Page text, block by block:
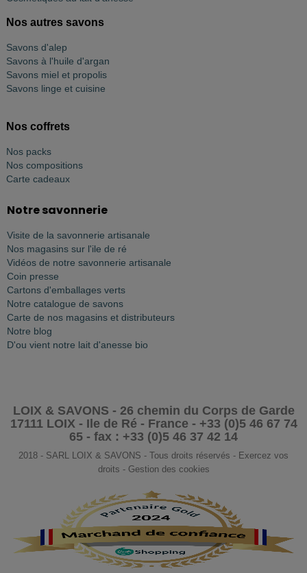
Nos autres savons
Savons d'alep
Savons à l'huile d'argan
Savons miel et propolis
Savons linge et cuisine
Nos coffrets
Nos packs
Nos compositions
Carte cadeaux
Notre savonnerie
Visite de la savonnerie artisanale
Nos magasins sur l'ile de ré
Vidéos de notre savonnerie artisanale
Coin presse
Cartons d'emballages verts
Notre catalogue de savons
Carte de nos magasins et distributeurs
Notre blog
D'ou vient notre lait d'anesse bio
LOIX & SAVONS - 26 chemin du Corps de Garde
17111 LOIX - Ile de Ré - France - +33 (0)5 46 67 74
65 - fax : +33 (0)5 46 37 42 14
2018 - SARL LOIX & SAVONS - Tous droits réservés - Exercez vos
droits - Gestion des cookies